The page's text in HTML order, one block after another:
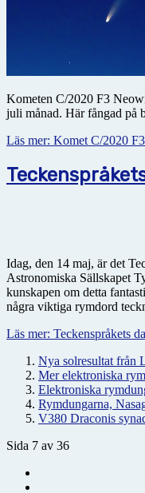
Kometen C/2020 F3
juli månad. Här fångad på
Läs mer: Komet C/2020
Idag, den 14 maj, är det
Astronomiska Sällskapet
kunskapen om detta
några viktiga rymdord
Läs mer: Teckenspråkets
Nya solresultat från
Mer elektroniska
Elektroniska
Rymdungarna,
V380 Draconis
Sida 7 av 36